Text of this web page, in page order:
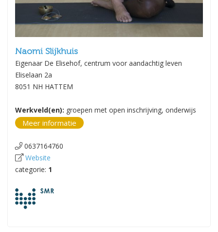
Naomi Slijkhuis
Eigenaar De Elisehof, centrum voor aandachtig leven
Eliselaan 2a
8051 NH HATTEM
Werkveld(en): groepen met open inschrijving, onderwijs
Meer informatie
0637164760
Website
categorie: 1